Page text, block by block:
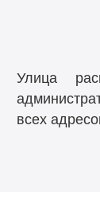
Улица
всех